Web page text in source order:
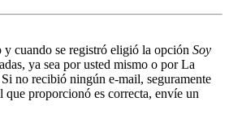
cuando se registró eligió la opción Soy
ya sea por usted mismo o por La
no recibió ningún e-mail, seguramente
proporcionó es correcta, envíe un